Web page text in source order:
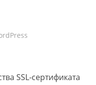
SSL-сертификата